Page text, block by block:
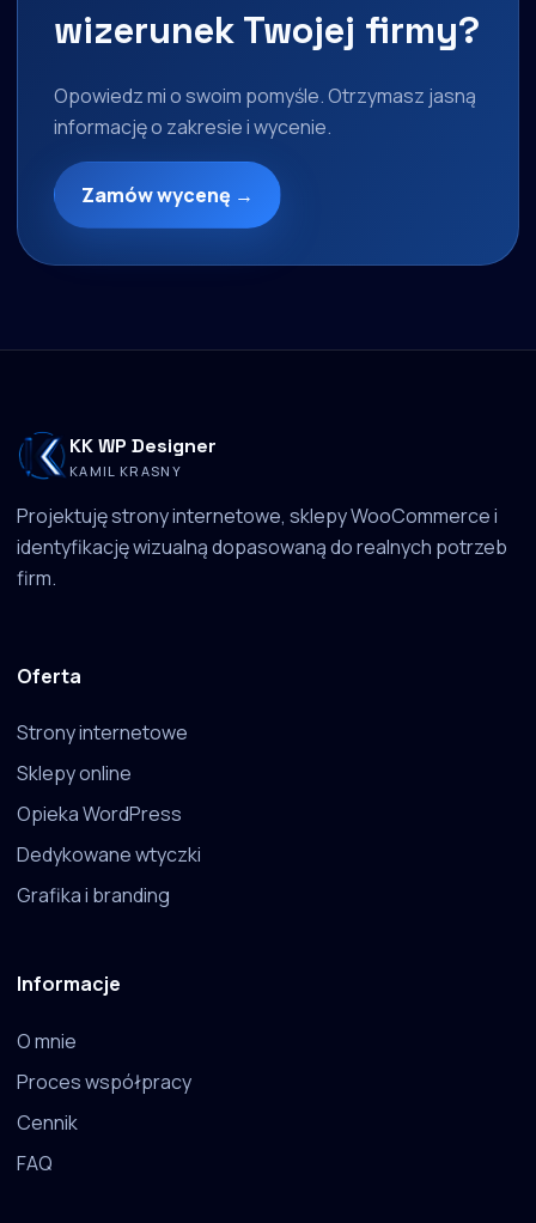
wizerunek Twojej firmy?
Opowiedz mi o swoim pomyśle. Otrzymasz jasną
informację o zakresie i wycenie.
Zamów wycenę →
KK WP Designer
KAMIL KRASNY
Projektuję strony internetowe, sklepy WooCommerce i
identyfikację wizualną dopasowaną do realnych potrzeb
firm.
Oferta
Strony internetowe
Sklepy online
Opieka WordPress
Dedykowane wtyczki
Grafika i branding
Informacje
O mnie
Proces współpracy
Cennik
FAQ